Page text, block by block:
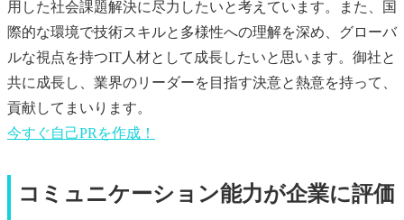
用した社会課題解決に尽力したいと考えています。また、国
際的な環境で技術スキルと多様性への理解を深め、グローバ
ルな視点を持つIT人材として成長したいと思います。御社と
共に成長し、業界のリーダーを目指す決意と熱意を持って、
貢献してまいります。
今すぐ自己PR を作成！
コミュニケーション能力が企業に評価